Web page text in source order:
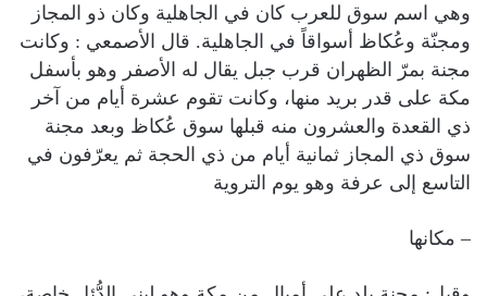
وهي اسم سوق للعرب كان في الجاهلية وكان ذو المجاز
ومجنّة وعُكاظ أسواقاً في الجاهلية. قال الأصمعي : وكانت
مجنة بمرّ الظهران قرب جبل يقال له الأصفر وهو بأسفل
مكة على قدر بريد منها، وكانت تقوم عشرة أيام من آخر
ذي القعدة والعشرون منه قبلها سوق عُكاظ وبعد مجنة
سوق ذي المجاز ثمانية أيام من ذي الحجة ثم يعرّفون في
التاسع إلى عرفة وهو يوم التروية
– مكانها